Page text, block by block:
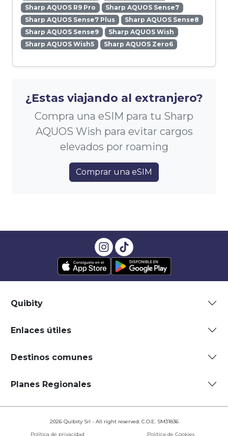
Sharp AQUOS R9 Pro
Sharp AQUOS Sense7
Sharp AQUOS Sense7 Plus
Sharp AQUOS Sense8
Sharp AQUOS Sense9
Sharp AQUOS Wish
Sharp AQUOS Wish5
Sharp AQUOS Zero6
¿Estas viajando al extranjero?
Compra una eSIM para tu Sharp
AQUOS Wish para evitar cargos
elevados por roaming
Comprar una eSIM
Quibity
Enlaces útiles
Destinos comunes
Planes Regionales
2026 Quibity Srl - All right reserved. C.O.E. SM31836
Política de privacidad
Política de Cookies